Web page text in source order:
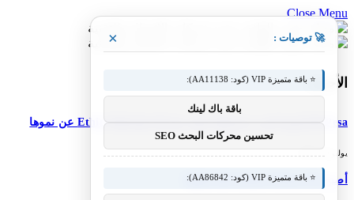
Close Menu
الأحدث
M-Pesa إثيوبيا تعزز خدماتها؛ تعلن شركة Ethio Telecom عن نموها
يوليو 30, 2026
أصبح DJI Osmo Pocket 4P عالميًا
🚀 توصيات : ×
⭐ باقة متميزة VIP (كود: AA11138):
باقة باك لينك
تحسين محركات البحث SEO
⭐ باقة متميزة VIP (كود: AA86842):